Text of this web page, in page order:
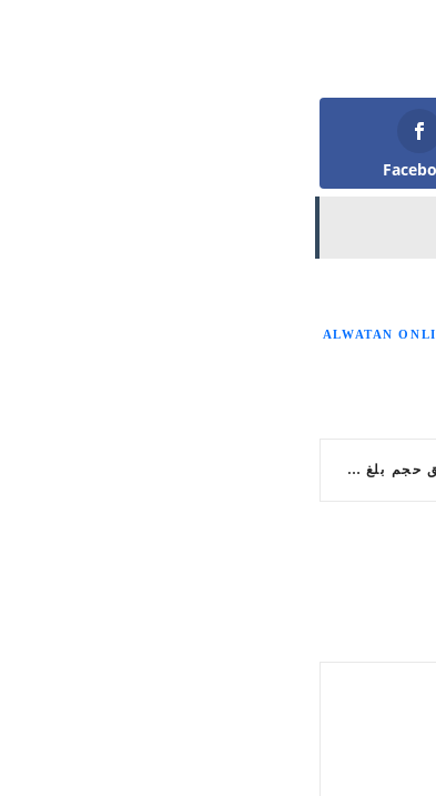
ALWATAN
صناعة الأزياء في السعودية: تحقيق حجم بلغ 92.3 مليار ريال